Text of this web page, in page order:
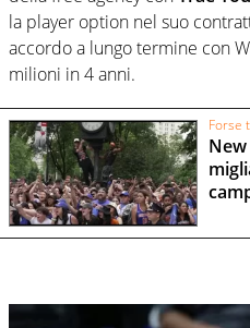
la player option nel suo
accordo a lungo termine con
milioni in 4 anni.
Forse